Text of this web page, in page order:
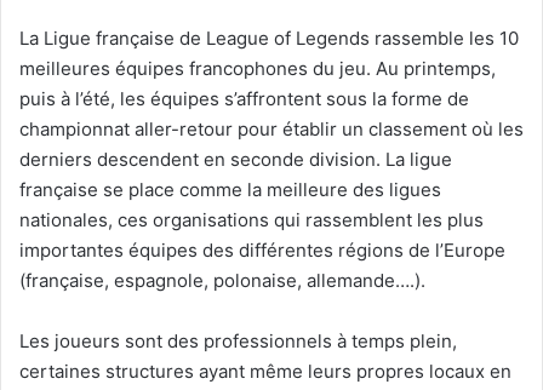
La Ligue française de League of Legends rassemble les 10
meilleures équipes francophones du jeu. Au printemps,
puis à l’été, les équipes s’affrontent sous la forme de
championnat aller-retour pour établir un classement où les
derniers descendent en seconde division. La ligue
française se place comme la meilleure des ligues
nationales, ces organisations qui rassemblent les plus
importantes équipes des différentes régions de l’Europe
(française, espagnole, polonaise, allemande….).
Les joueurs sont des professionnels à temps plein,
certaines structures ayant même leurs propres locaux en